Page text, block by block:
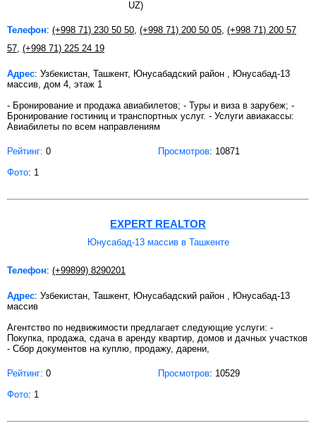
Телефон: (+998 71) 230 50 50 (+998 71) 200 50 05 (+998 71) 200 57
57 (+998 71) 225 24 19
Адрес: Узбекистан, Ташкент, Юнусабадский район , Юнусабад-13
массив, дом 4, этаж 1
- Бронирование и продажа авиабилетов; - Туры и виза в зарубеж; -
Бронирование гостиниц и транспортных услуг. - Услуги авиакассы:
Авиабилеты по всем направлениям
Рейтинг: 0 Просмотров: 10871
Фото: 1
EXPERT REALTOR
Юнусабад-13 массив в Ташкенте
Телефон: (+99899) 8290201
Адрес: Узбекистан, Ташкент, Юнусабадский район , Юнусабад-13
массив
Агентство по недвижимости предлагает следующие услуги: -
Покупка, продажа, сдача в аренду квартир, домов и дачных участков
- Сбор документов на куплю, продажу, дарени,
Рейтинг: 0 Просмотров: 10529
Фото: 1